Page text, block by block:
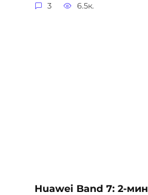
3 6.5к.
Huawei Band 7: 2-